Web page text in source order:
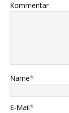
Kommentar
Name*
E-Mail*